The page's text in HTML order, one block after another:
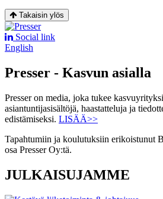
Takaisin ylös
Social link
English
Presser - Kasvun asialla
Presser on media, joka tukee
asiantuntijasisältöjä, haastatteluja ja
edistämiseksi. LISÄÄ>>
Tapahtumiin ja koulutuksiin erikoistunut
osa Presser Oy:tä.
JULKAISUJAMME